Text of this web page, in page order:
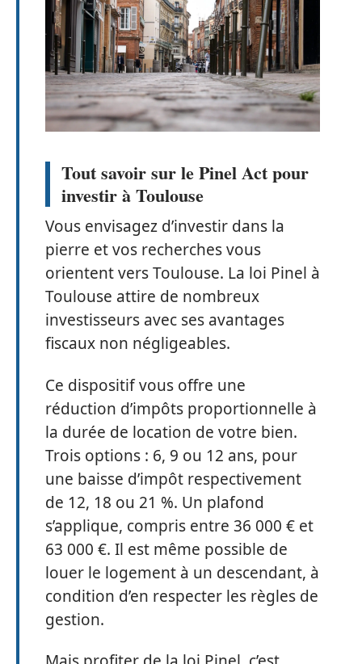
Tout savoir sur le Pinel Act pour
investir à Toulouse
Vous envisagez d’investir dans la
pierre et vos recherches vous
orientent vers Toulouse. La loi Pinel à
Toulouse attire de nombreux
investisseurs avec ses avantages
fiscaux non négligeables.
Ce dispositif vous offre une
réduction d’impôts proportionnelle à
la durée de location de votre bien.
Trois options : 6, 9 ou 12 ans, pour
une baisse d’impôt respectivement
de 12, 18 ou 21 %. Un plafond
s’applique, compris entre 36 000 € et
63 000 €. Il est même possible de
louer le logement à un descendant, à
condition d’en respecter les règles de
gestion.